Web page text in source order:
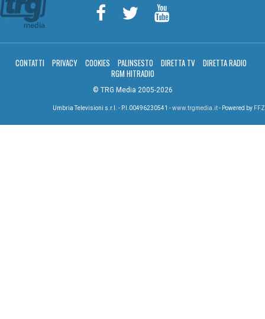
CONTATTI PRIVACY COOKIES PALINSESTO DIRETTA TV
DIRETTA RADIO
RGM HITRADIO
© TRG Media 2005-2026
Umbria Televisioni s.r.l. - P.I.00496230541 -www.trgmedia.it- Powered by FFZ